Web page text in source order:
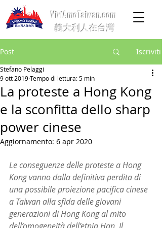
ViviAmoTaiwan.com
義大利人在台灣
Post Iscriviti
La proteste a Hong Kong
e la sconfitta dello sharp
power cinese
Stefano Pelaggi
9 ott 2019Tempo di lettura: 5 min
Aggiornamento: 6 apr 2020
Le conseguenze delle proteste a Hong
Kong vanno dalla definitiva perdita di
una possibile proiezione pacifica cinese
a Taiwan alla sfida delle giovani
generazioni di Hong Kong al mito